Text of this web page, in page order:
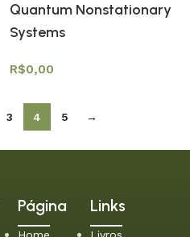
Quantum Nonstationary
Systems
R$0,00
3 4 5 →
Página Links